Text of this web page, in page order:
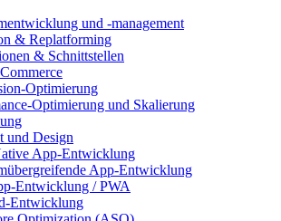
und -management
& Replatforming
& Schnittstellen
Optimierung
Optimierung und Skalierung
und Design
App-Entwicklung
App-Entwicklung
Entwicklung / PWA
Entwicklung